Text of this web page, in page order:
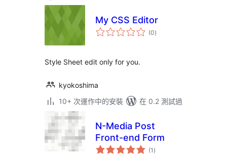
My CSS Editor
(0總
評)
Style Sheet edit only for you.
kyokoshima
10+ 次運作中的安裝
在 0.2 測試過
N-Media Post
Front-end Form
(1 總
評)